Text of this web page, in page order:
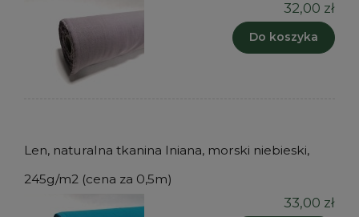
32,00 zł
Do koszyka
Len, naturalna tkanina lniana, morski niebieski,
245g/m2 (cena za 0,5m)
33,00 zł